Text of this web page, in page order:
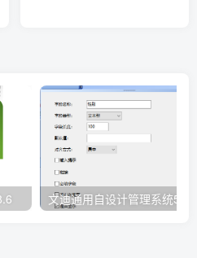
文迪通用自设计管理系统